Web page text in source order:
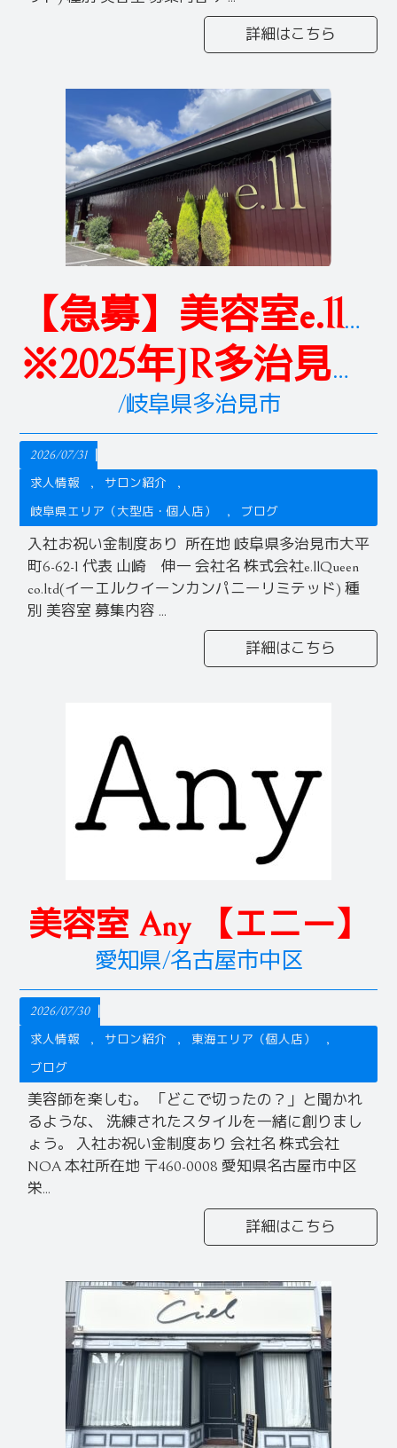
詳細はこちら
【急募】美容室e.llGrande
※2025年JR多治見駅南口新店オープン
/岐阜県多治見市
2026/07/31
求人情報
サロン紹介
岐阜県エリア（大型店・個人店）
ブログ
入社お祝い金制度あり 所在地 岐阜県多治見市大平
町6-62-1 代表 山崎 伸一 会社名 株式会社e.llQueen
co.ltd(イーエルクイーンカンパニーリミテッド) 種
別 美容室 募集内容 ...
詳細はこちら
美容室 Any 【エニー】
愛知県/名古屋市中区
2026/07/30
求人情報
サロン紹介
東海エリア（個人店）
ブログ
美容師を楽しむ。 「どこで切ったの？」と聞かれ
るような、 洗練されたスタイルを一緒に創りまし
ょう。 入社お祝い金制度あり 会社名 株式会社
NOA 本社所在地 〒460-0008 愛知県名古屋市中区
栄...
詳細はこちら